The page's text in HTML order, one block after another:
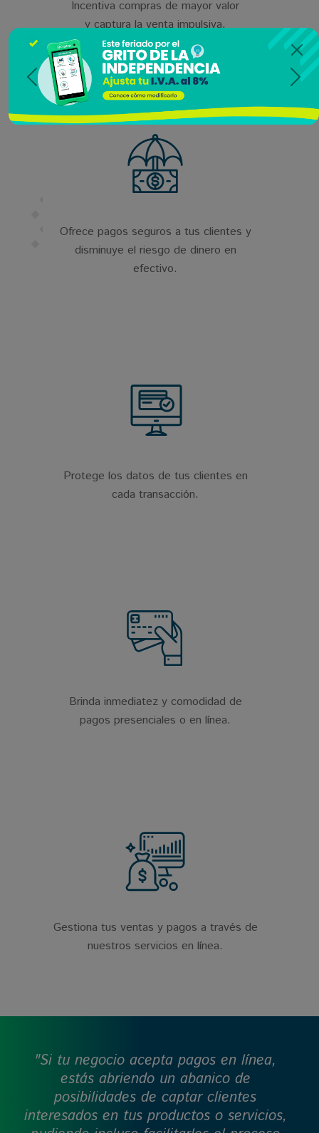
Anterior
Incentiva compras de mayor valor
y captura la venta impulsiva.
Ofrece pagos seguros a tus clientes y
disminuye el riesgo de dinero en
efectivo.
Protege los datos de tus clientes en
cada transacción.
Brinda inmediatez y comodidad de
pagos presenciales o en línea.
Gestiona tus ventas y pagos a través de
nuestros servicios en línea.
"Si tu negocio acepta pagos en línea,
estás abriendo un abanico de
posibilidades de captar clientes
interesados en tus productos o servicios,